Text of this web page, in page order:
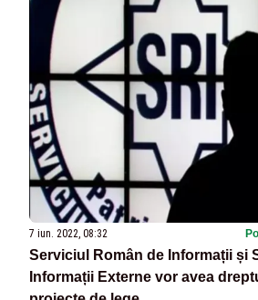
7 iun. 2022, 08:32
Serviciul Român de Informații și
Informații Externe vor avea